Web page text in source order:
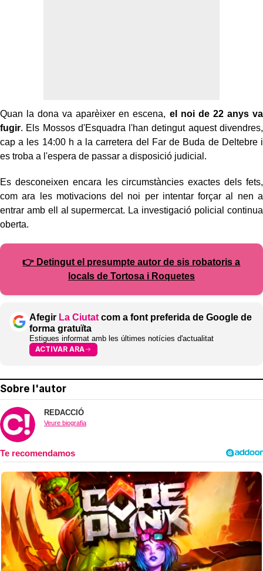
Quan la dona va aparèixer en escena, el noi de 22 anys va
fugir. Els Mossos d'Esquadra l'han detingut aquest divendres,
cap a les 14:00 h a la carretera del Far de Buda de Deltebre i
es troba a l'espera de passar a disposició judicial.
Es desconeixen encara les circumstàncies exactes dels fets,
com ara les motivacions del noi per intentar forçar al nen a
entrar amb ell al supermercat. La investigació policial continua
oberta.
👉 Detingut el presumpte autor de sis robatoris a
locals de Tortosa i Roquetes
Afegir La Ciutat com a font preferida de Google de
forma gratuïta
Estigues informat amb les últimes notícies d'actualitat
ACTIVAR ARA
Sobre l'autor
REDACCIÓ
Veure biografia